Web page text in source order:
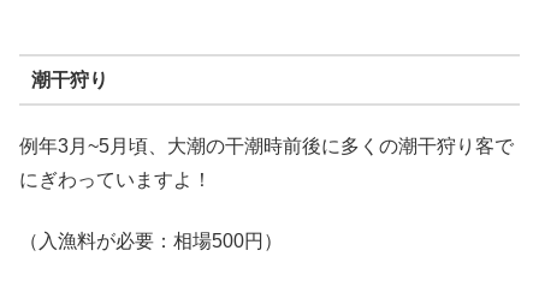
潮干狩り
例年3月~5月頃、大潮の干潮時前後に多くの潮干狩り客で
にぎわっていますよ！
（入漁料が必要：相場500円）